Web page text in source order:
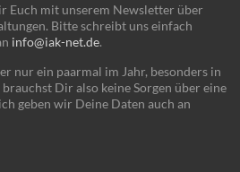
Euch mit unserem Newsletter über
Bitte schreibt uns einfach
info@iak-net.de.
nur ein paarmal im Jahr, besonders in
Dir also keine Sorgen über eine
geben wir Deine Daten auch an